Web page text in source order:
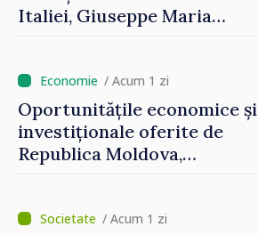
Italiei, Giuseppe Maria
/ Acum 1 zi
Oportunitățile economice și
investiționale oferite de
Republica Moldova,
Forumul Diasporei
/ Acum 1 zi